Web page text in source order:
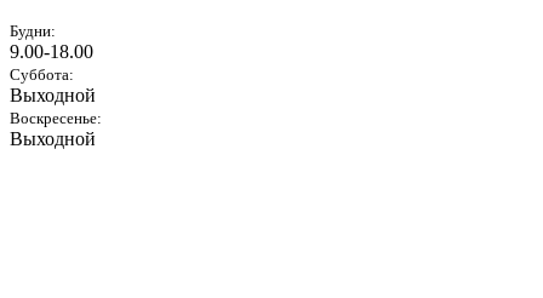
Будни:
9.00-18.00
Суббота:
Выходной
Воскресенье:
Выходной